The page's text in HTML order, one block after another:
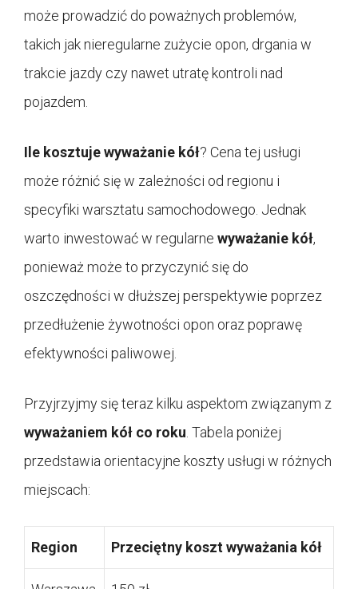
może prowadzić do poważnych problemów,
takich jak nieregularne zużycie opon, drgania w
trakcie jazdy czy nawet utratę kontroli nad
pojazdem.
Ile kosztuje wyważanie kół? Cena tej usługi
może różnić się w zależności od regionu i
specyfiki warsztatu samochodowego. Jednak
warto inwestować w regularne wyważanie kół,
ponieważ może to przyczynić się do
oszczędności w dłuższej perspektywie poprzez
przedłużenie żywotności opon oraz poprawę
efektywności paliwowej.
Przyjrzyjmy się teraz kilku aspektom związanym z
wyważaniem kół co roku . Tabela poniżej
przedstawia orientacyjne koszty usługi w różnych
miejscach:
Region Przeciętny koszt wyważania kół